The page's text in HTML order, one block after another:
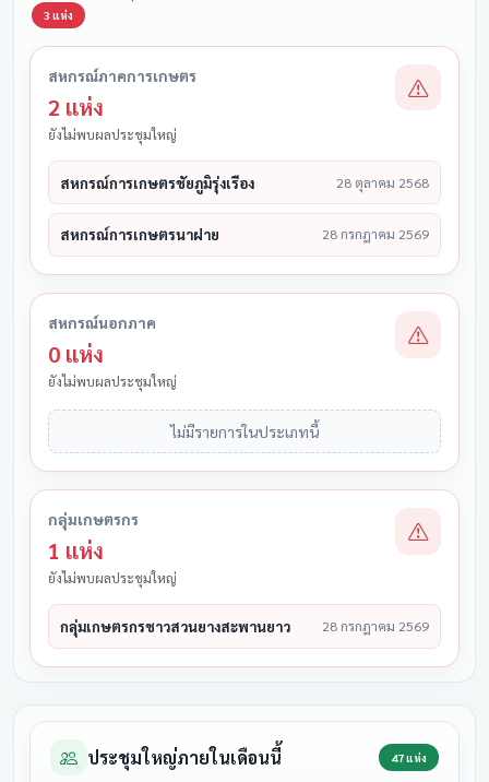
3 แห่ง
สหกรณ์ภาคการเกษตร
2 แห่ง
ยังไม่พบผลประชุมใหญ่
สหกรณ์การเกษตรชัยภูมิรุ่งเรือง 28 ตุลาคม 2568
สหกรณ์การเกษตรนาฝาย 28 กรกฎาคม 2569
สหกรณ์นอกภาค
0 แห่ง
ยังไม่พบผลประชุมใหญ่
ไม่มีรายการในประเภทนี้
กลุ่มเกษตรกร
1 แห่ง
ยังไม่พบผลประชุมใหญ่
กลุ่มเกษตรกรชาวสวนยางสะพานยาว 28 กรกฎาคม 2569
ประชุมใหญ่ภายในเดือนนี้ 47 แห่ง